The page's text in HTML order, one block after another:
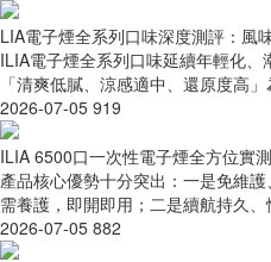
LIA電子煙全系列口味深度測評：風
ILIA電子煙全系列口味延續年輕化
「清爽低膩、涼感適中、還原度高
2026-07-05 919
ILIA 6500口一次性電子煙全方位實
產品核心優勢十分突出：一是免維
需養護，即開即用；二是續航持久
2026-07-05 882